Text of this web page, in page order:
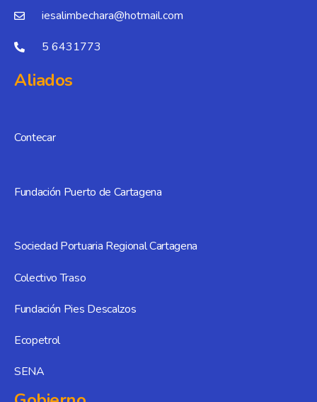
iesalimbechara@hotmail.com
5 6431773
Aliados
Contecar
Fundación Puerto de Cartagena
Sociedad Portuaria Regional Cartagena
Colectivo Traso
Fundación Pies Descalzos
Ecopetrol
SENA